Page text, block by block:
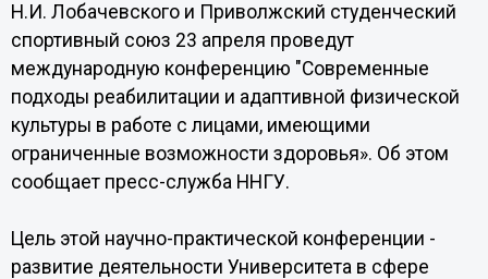
Н.И. Лобачевского и Приволжский студенческий
спортивный союз 23 апреля проведут
международную конференцию "Современные
подходы реабилитации и адаптивной физической
культуры в работе с лицами, имеющими
ограниченные возможности здоровья». Об этом
сообщает пресс-служба ННГУ.
Цель этой научно-практической конференции -
развитие деятельности Университета в сфере